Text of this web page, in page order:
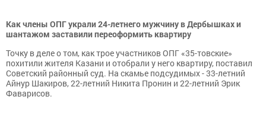
Как члены ОПГ украли 24-летнего мужчину в Дербышках и
шантажом заставили переоформить квартиру
Точку в деле о том, как трое участников ОПГ «35-товские»
похитили жителя Казани и отобрали у него квартиру, поставил
Советский районный суд. На скамье подсудимых - 33-летний
Айнур Шакиров, 22-летний Никита Пронин и 22-летний Эрик
Фаварисов.